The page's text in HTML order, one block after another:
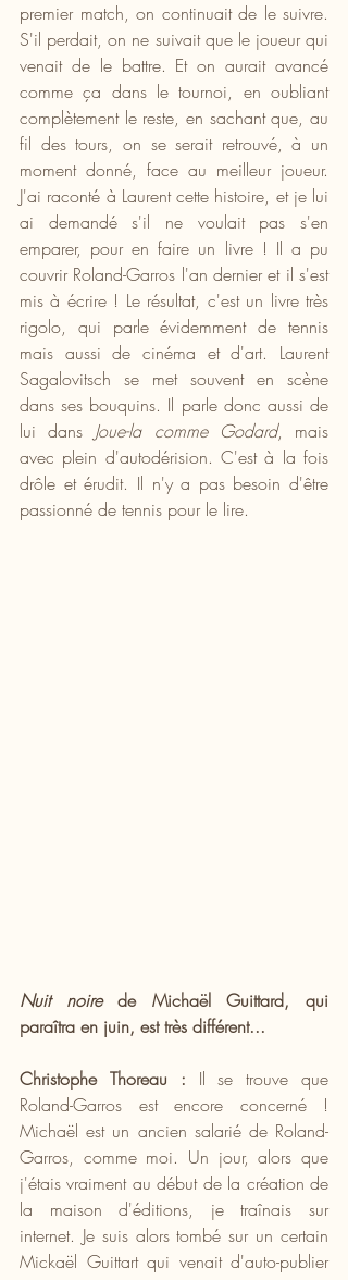
premier match, on continuait de le suivre.
S'il perdait, on ne suivait que le joueur qui
venait de le battre. Et on aurait avancé
comme ça dans le tournoi, en oubliant
complètement le reste, en sachant que, au
fil des tours, on se serait retrouvé, à un
moment donné, face au meilleur joueur.
J'ai raconté à Laurent cette histoire, et je lui
ai demandé s'il ne voulait pas s'en
emparer, pour en faire un livre ! Il a pu
couvrir Roland-Garros l'an dernier et il s'est
mis à écrire ! Le résultat, c'est un livre très
rigolo, qui parle évidemment de tennis
mais aussi de cinéma et d'art. Laurent
Sagalovitsch se met souvent en scène
dans ses bouquins. Il parle donc aussi de
lui dans Joue-la comme Godard, mais
avec plein d'autodérision. C'est à la fois
drôle et érudit. Il n'y a pas besoin d'être
passionné de tennis pour le lire.
Nuit noire de Michaël Guittard, qui
paraîtra en juin, est très différent...
Christophe Thoreau : Il se trouve que
Roland-Garros est encore concerné !
Michaël est un ancien salarié de Roland-
Garros, comme moi. Un jour, alors que
j'étais vraiment au début de la création de
la maison d'éditions, je traînais sur
internet. Je suis alors tombé sur un certain
Mickaël Guittart qui venait d'auto-publier